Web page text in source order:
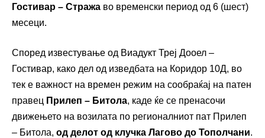
Гостивар – Стража во временски период од 6 (шест)
месеци.
Според известување од Виадукт Треј Дооел –
Гостивар, како дел од изведбата на Коридор 10Д, во
тек е важност на времен режим на сообраќај на патен
правец Прилеп – Битола, каде ќе се пренасочи
движењето на возилата по регионалниот пат Прилеп
– Битола, од делот од клучка Лагово до Тополчани.